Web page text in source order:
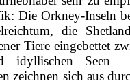
Die Orkney-Inseln
die
Tiere eingebettet
idyllischen Seen
zeichnen sich aus